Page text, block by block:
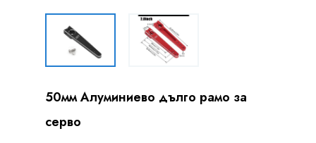
50мм Алуминиево дълго рамо за
серво